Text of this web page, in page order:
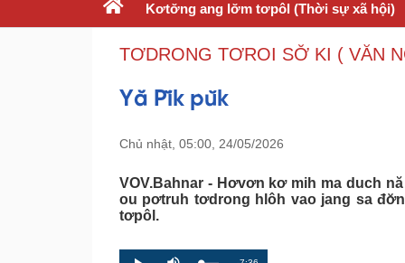
Kơtơ̆ng ang lơ̆m tơpôl (Thời sự xã hội)
TƠDRONG TƠROI SƠ̆ KI ( VĂN
Yă Pĭk pŭk
Chủ nhật, 05:00, 24/05/2026
VOV.Bahnar - Hơvơn kơ mih ma duch
ou pơtruh tơdrong hlôh vao jang sa
tơpôl.